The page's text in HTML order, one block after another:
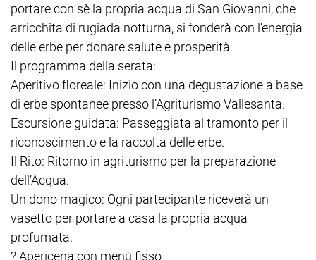
portare con sè la propria acqua di San Giovanni, che
arricchita di rugiada notturna, si fonderà con l'energia
delle erbe per donare salute e prosperità.
Il programma della serata:
Aperitivo floreale: Inizio con una degustazione a base
di erbe spontanee presso l’Agriturismo Vallesanta.
Escursione guidata: Passeggiata al tramonto per il
riconoscimento e la raccolta delle erbe.
Il Rito: Ritorno in agriturismo per la preparazione
dell’Acqua.
Un dono magico: Ogni partecipante riceverà un
vasetto per portare a casa la propria acqua
profumata.
? Apericena con menù fisso